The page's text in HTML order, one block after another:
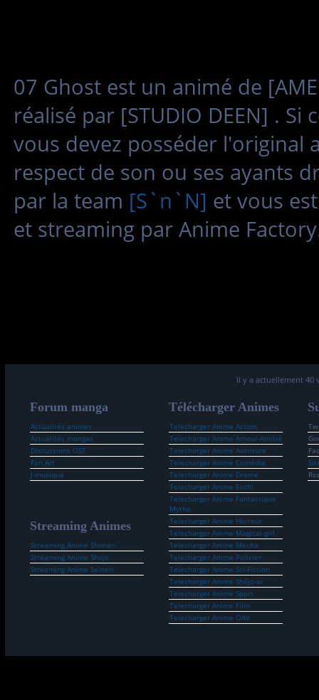
07 Ghost est un animé de
réalisé par [STUDIO DEEN] .
vous devez posséder l'original
respect de son ou ses ayants
par la team [S`n`N] et vous
et streaming par Anime
Il y a actuellement 40
Forum manga
Actualités animes
Actualités mangas
Discussions OST
Fan Art
J-musique
Streaming Animes
Streaming Anime Shonen
Streaming Anime Shojo
Streaming Anime Seinen
Télécharger Animes
Telecharger Anime Action
Telecharger Anime Amour-Amitié
Telecharger Anime Aventure
Telecharger Anime Comédie
Telecharger Anime Drame
Telecharger Anime Ecchi
Telecharger Anime Fantastique
Mythe
Telecharger Anime Horreur
Telecharger Anime Magical-girl
Telecharger Anime Mecha
Telecharger Anime Policier
Telecharger Anime Sci-Fiction
Telecharger Anime Shōjo-ai
Telecharger Anime Sport
Telecharger Anime Film
Telecharger Anime OAV
Rss